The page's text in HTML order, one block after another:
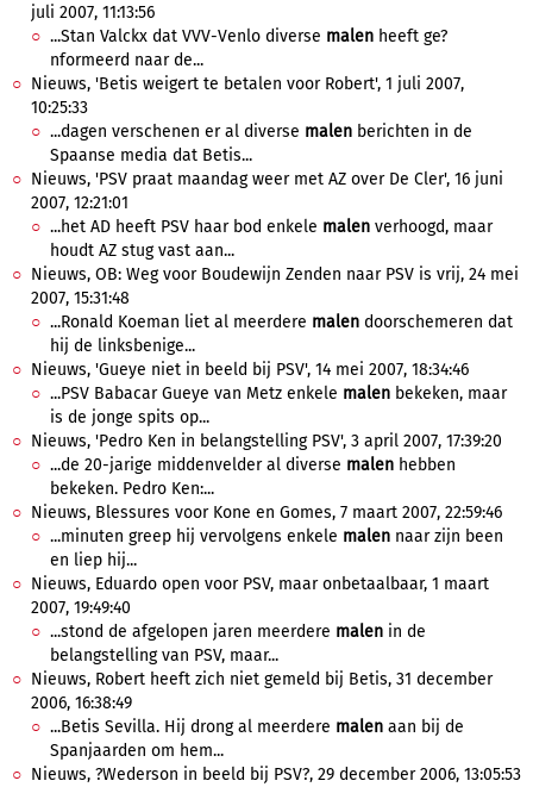
juli 2007, 11:13:56
...Stan Valckx dat VVV-Venlo diverse malen heeft ge?
nformeerd naar de...
Nieuws, 'Betis weigert te betalen voor Robert', 1 juli 2007,
10:25:33
...dagen verschenen er al diverse malen berichten in de
Spaanse media dat Betis...
Nieuws, 'PSV praat maandag weer met AZ over De Cler', 16 juni
2007, 12:21:01
...het AD heeft PSV haar bod enkele malen verhoogd, maar
houdt AZ stug vast aan...
Nieuws, OB: Weg voor Boudewijn Zenden naar PSV is vrij, 24 mei
2007, 15:31:48
...Ronald Koeman liet al meerdere malen doorschemeren dat
hij de linksbenige...
Nieuws, 'Gueye niet in beeld bij PSV', 14 mei 2007, 18:34:46
...PSV Babacar Gueye van Metz enkele malen bekeken, maar
is de jonge spits op...
Nieuws, 'Pedro Ken in belangstelling PSV', 3 april 2007, 17:39:20
...de 20-jarige middenvelder al diverse malen hebben
bekeken. Pedro Ken:...
Nieuws, Blessures voor Kone en Gomes, 7 maart 2007, 22:59:46
...minuten greep hij vervolgens enkele malen naar zijn been
en liep hij...
Nieuws, Eduardo open voor PSV, maar onbetaalbaar, 1 maart
2007, 19:49:40
...stond de afgelopen jaren meerdere malen in de
belangstelling van PSV, maar...
Nieuws, Robert heeft zich niet gemeld bij Betis, 31 december
2006, 16:38:49
...Betis Sevilla. Hij drong al meerdere malen aan bij de
Spanjaarden om hem...
Nieuws, ?Wederson in beeld bij PSV?, 29 december 2006, 13:05:53